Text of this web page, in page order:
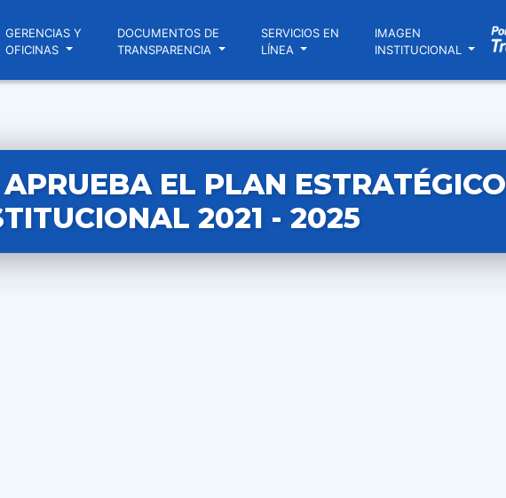
GERENCIAS Y
OFICINAS
DOCUMENTOS DE
TRANSPARENCIA
SERVICIOS EN
LÍNEA
IMAGEN
INSTITUCIONAL
EL PLAN ESTRATÉGICO
2021 - 2025